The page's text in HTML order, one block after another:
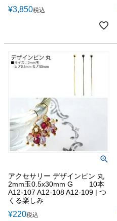
¥3,850税込
アクセサリー デザインピン 丸
2mm玉0.5x30mm G 10本
A12-107 A12-108 A12-109 | つ
くる楽しみ
¥220税込